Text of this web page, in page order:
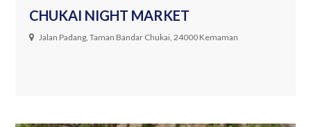
CHUKAI NIGHT MARKET
Jalan Padang, Taman Bandar Chukai, 24000 Kemaman